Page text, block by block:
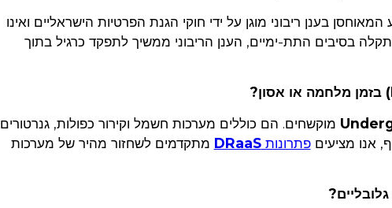
בענן ריבוני מוגן על ידי חוקי הגנת הפרטיות הישראליים ואינו
בסיבים התת-ימיים, הענן הריבוני ממשיך לתפקד כרגיל בתוך
מוקשחים. הם כוללים מערכות חשמל וקירור כפולות, גנרטורים
אנו מציעיםפתרונותDRaaS מתקדמים לשחזור מהיר של מערכות